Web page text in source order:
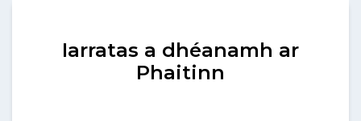
Iarratas a dhéanamh ar
Phaitinn